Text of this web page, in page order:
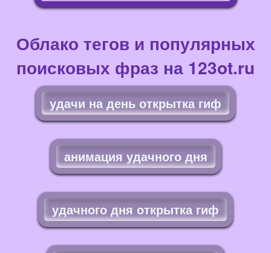
Облако тегов и популярных
поисковых фраз на 123ot.ru
удачи на день открытка гиф
анимация удачного дня
удачного дня открытка гиф